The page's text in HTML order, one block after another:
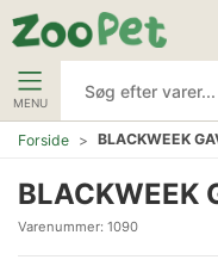
MENU
Forside BLACKWEEK
BLACKWEEK
Varenummer: 1090